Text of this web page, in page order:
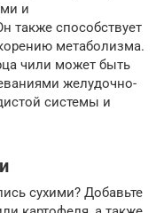
и
также способствует
метаболизма.
чили может быть
желудочно-
системы и
сухими? Добавьте